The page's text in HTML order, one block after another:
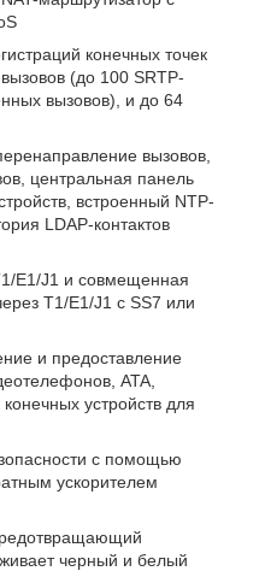
конечных точек
(до 100 SRTP-
вызовов), и до 64
вызовов,
центральная панель
встроенный NTP-
LDAP-контактов
E1/J1 и совмещенная
T1/E1/J1 с SS7 или
и предоставление
ATA,
устройств для
с помощью
ускорителем
черный и белый